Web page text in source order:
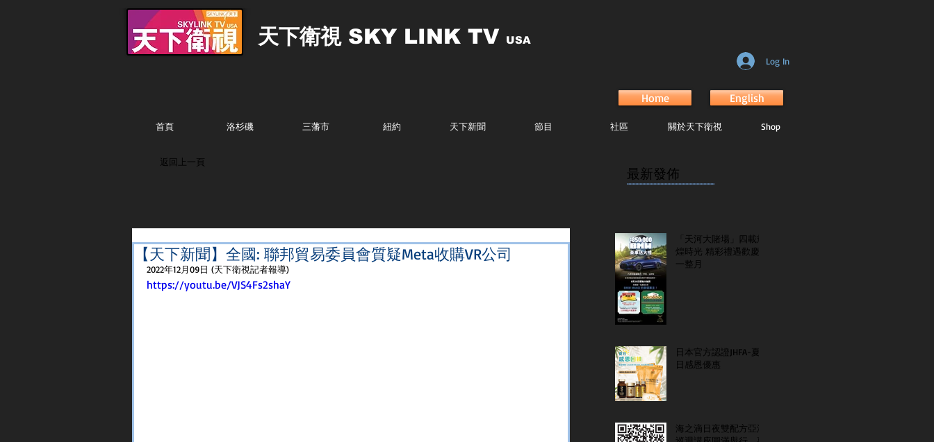
天下衛視SKY LINK TV USA
Log In
Home English
首頁 洛杉磯 三藩市 紐約 天下新聞 節目 社區 關於天下衛視 Shop
返回上一頁
【天下新聞】全國: 聯邦貿易委員會質疑Meta收購VR公司
2022年12月09日 (天下衛視記者報導)
https://youtu.be/VJS4Fs2shaY
最新發佈
...............................................................
「天河大賭場」四載輝
煌時光 精彩禮遇歡慶
一整月
日本官方認證JHFA-夏
日感恩優惠
海之滴日夜雙配方亞洲